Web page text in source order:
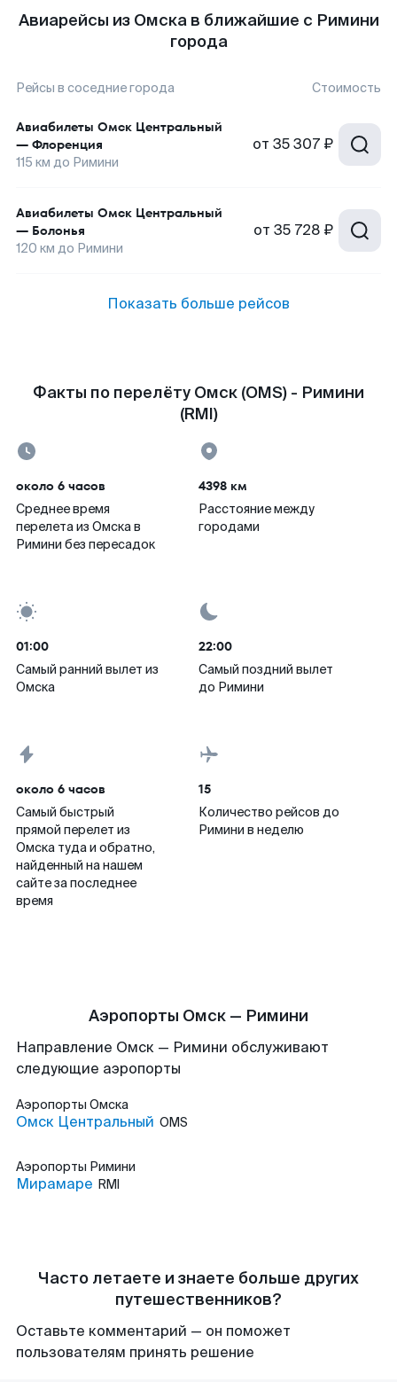
Авиарейсы из Омска в ближайшие с Римини
города
Рейсы в соседние города Стоимость
Авиабилеты Омск Центральный
— Флоренция
115 км до Римини
от 35 307 ₽
Авиабилеты Омск Центральный
— Болонья
120 км до Римини
от 35 728 ₽
Показать больше рейсов
Факты по перелёту Омск (OMS) - Римини
(RMI)
около 6 часов
Среднее время
перелета из Омска в
Римини без пересадок
4398 км
Расстояние между
городами
01:00
Самый ранний вылет из
Омска
22:00
Самый поздний вылет
до Римини
около 6 часов
Самый быстрый
прямой перелет из
Омска туда и обратно,
найденный на нашем
сайте за последнее
время
15
Количество рейсов до
Римини в неделю
Аэропорты Омск — Римини
Направление Омск — Римини обслуживают
следующие аэропорты
Аэропорты Омска
Омск Центральный OMS
Аэропорты Римини
Мирамаре RMI
Часто летаете и знаете больше других
путешественников?
Оставьте комментарий — он поможет
пользователям принять решение